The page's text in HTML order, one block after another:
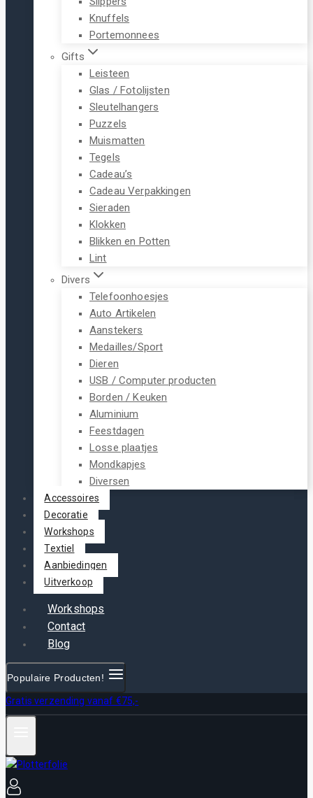
Knuffels
Portemonnees
Gifts
Leisteen
Glas / Fotolijsten
Sleutelhangers
Puzzels
Muismatten
Tegels
Cadeau’s
Cadeau Verpakkingen
Sieraden
Klokken
Blikken en Potten
Lint
Divers
Telefoonhoesjes
Auto Artikelen
Aanstekers
Medailles/Sport
Dieren
USB / Computer producten
Borden / Keuken
Aluminium
Feestdagen
Losse plaatjes
Mondkapjes
Diversen
Accessoires
Decoratie
Workshops
Textiel
Aanbiedingen
Uitverkoop
Workshops
Contact
Blog
Populaire Producten!
Gratis verzending vanaf €75,-